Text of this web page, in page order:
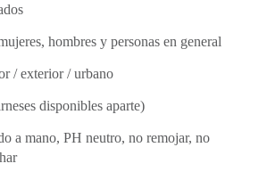
hombres y personas en general
/ exterior / urbano
disponibles aparte)
a mano, PH neutro, no remojar, no